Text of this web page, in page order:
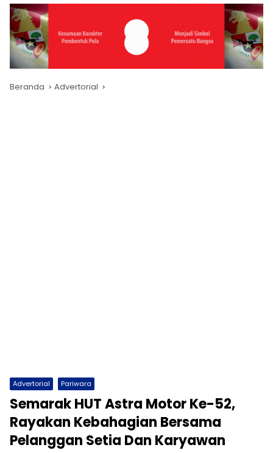
Beranda Advertorial
Advertorial Pariwara
Semarak HUT Astra Motor Ke-52,
Rayakan Kebahagian Bersama
Pelanggan Setia Dan Karyawan